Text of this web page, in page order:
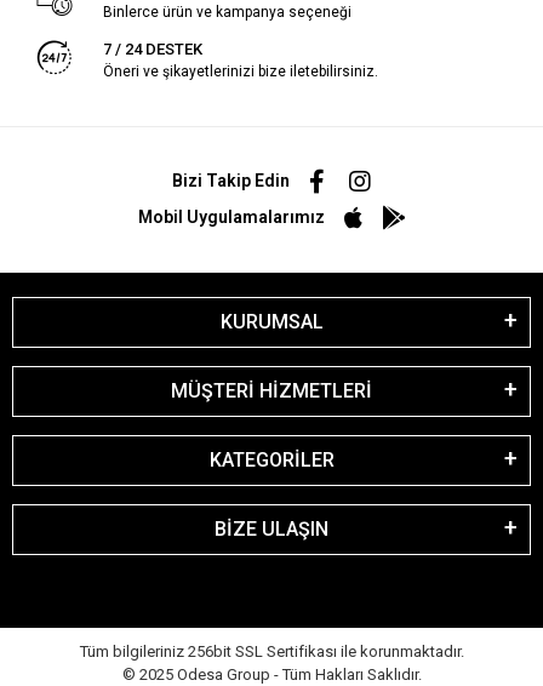
Binlerce ürün ve kampanya seçeneği
7 / 24 DESTEK
Öneri ve şikayetlerinizi bize iletebilirsiniz.
Bizi Takip Edin
Mobil Uygulamalarımız
KURUMSAL
MÜŞTERİ HİZMETLERİ
KATEGORİLER
BİZE ULAŞIN
Tüm bilgileriniz 256bit SSL Sertifikası ile korunmaktadır.
© 2025 Odesa Group - Tüm Hakları Saklıdır.